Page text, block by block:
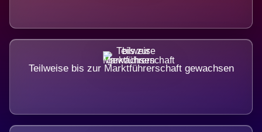
Teilweise bis zur Marktführerschaft gewachsen